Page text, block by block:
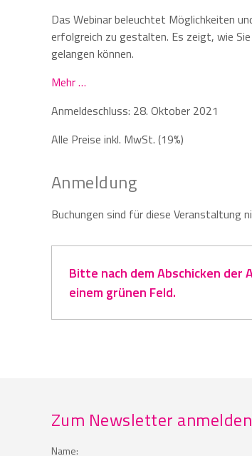
Das Webinar beleuchtet Möglichkeiten
erfolgreich zu gestalten. Es zeigt, wie
gelangen können.
Mehr …
Anmeldeschluss: 28. Oktober 2021
Alle Preise inkl. MwSt. (19%)
Anmeldung
Buchungen sind für diese Veranstaltung
Bitte nach dem Abschicken der
einem grünen Feld.
Zum Newsletter anmelden
Name: